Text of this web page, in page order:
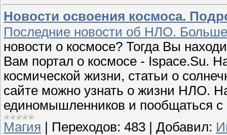
Новости освоения космоса.
Последние новости об НЛО.
новости о космосе? Тогда Вы
Вам портал о космосе - Ispace.Su.
космической жизни, статьи о
сайте можно узнать о жизни НЛО.
единомышленников и пообщаться
Магия
Переходов: 483 Добавил: